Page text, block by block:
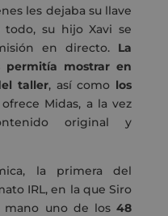
les dejaba su llave
todo, su hijo Xavi se
en directo. La
mostrar en
taller, así como los
Midas, a la vez
original y
la primera del
IRL, en la que Siro
mano uno de los48